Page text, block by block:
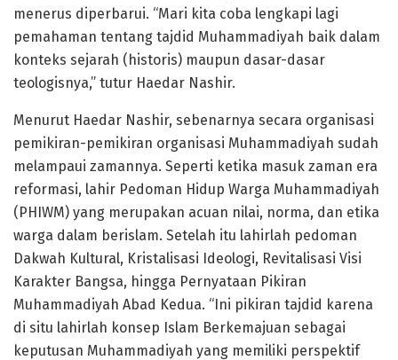
menerus diperbarui. “Mari kita coba lengkapi lagi
pemahaman tentang tajdid Muhammadiyah baik dalam
konteks sejarah (historis) maupun dasar-dasar
teologisnya,” tutur Haedar Nashir.
Menurut Haedar Nashir, sebenarnya secara organisasi
pemikiran-pemikiran organisasi Muhammadiyah sudah
melampaui zamannya. Seperti ketika masuk zaman era
reformasi, lahir Pedoman Hidup Warga Muhammadiyah
(PHIWM) yang merupakan acuan nilai, norma, dan etika
warga dalam berislam. Setelah itu lahirlah pedoman
Dakwah Kultural, Kristalisasi Ideologi, Revitalisasi Visi
Karakter Bangsa, hingga Pernyataan Pikiran
Muhammadiyah Abad Kedua. “Ini pikiran tajdid karena
di situ lahirlah konsep Islam Berkemajuan sebagai
keputusan Muhammadiyah yang memiliki perspektif